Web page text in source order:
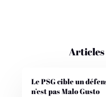
Articles
Le PSG cible un
n’est pas Malo Gusto